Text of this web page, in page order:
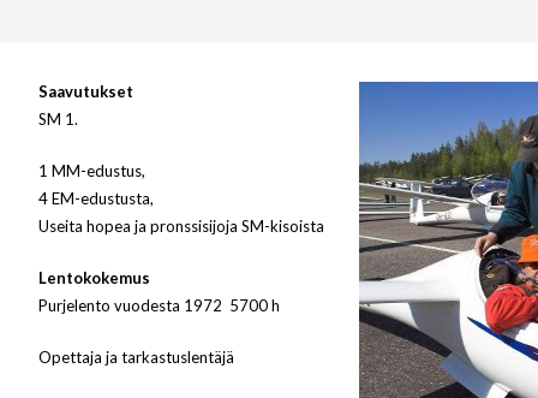
Saavutukset
SM 1.
1 MM-edustus,
4 EM-edustusta,
Useita hopea ja pronssisijoja SM-kisoista
Lentokokemus
Purjelento vuodesta 1972 5700 h
Opettaja ja tarkastuslentäjä